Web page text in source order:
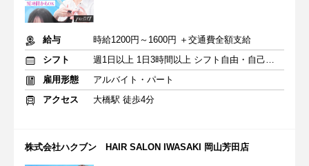
給与
時給1200円～1600円 ＋交通費全額支給
シフト
週1日以上 1日3時間以上 シフト自由・自己申告
雇用形態
アルバイト・パート
アクセス
大橋駅 徒歩4分
株式会社ハクブン HAIR SALON IWASAKI 岡山芳田店